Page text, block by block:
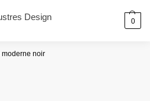
0
moderne noir